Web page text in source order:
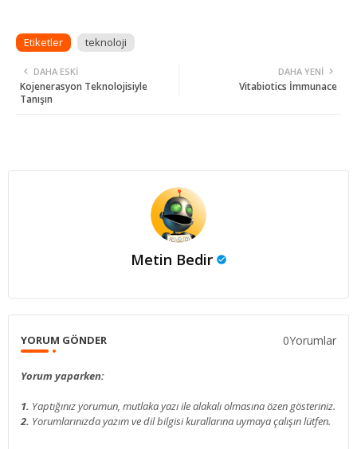
Etiketler teknoloji
DAHA YENI
Vitabiotics İmmunace
DAHA ESKI
Kojenerasyon Teknolojisiyle
Tanışın
Metin Bedir
YORUM GÖNDER 0Yorumlar
Yorum yaparken:
1. Yaptığınız yorumun, mutlaka yazı ile alakalı olmasına özen gösteriniz.
2. Yorumlarınızda yazım ve dil bilgisi kurallarına uymaya çalışın lütfen.